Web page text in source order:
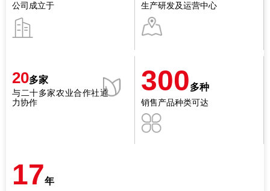
公司成立于 生产研发及运营中心
20多家
与二十多家农业合作社通
力协作
300多种
销售产品种类可达
17年